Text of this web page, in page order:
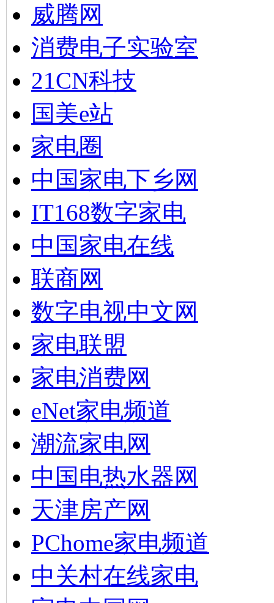
威腾网
消费电子实验室
21CN科技
国美e站
家电圈
中国家电下乡网
IT168数字家电
中国家电在线
联商网
数字电视中文网
家电联盟
家电消费网
eNet家电频道
潮流家电网
中国电热水器网
天津房产网
PChome家电频道
中关村在线家电